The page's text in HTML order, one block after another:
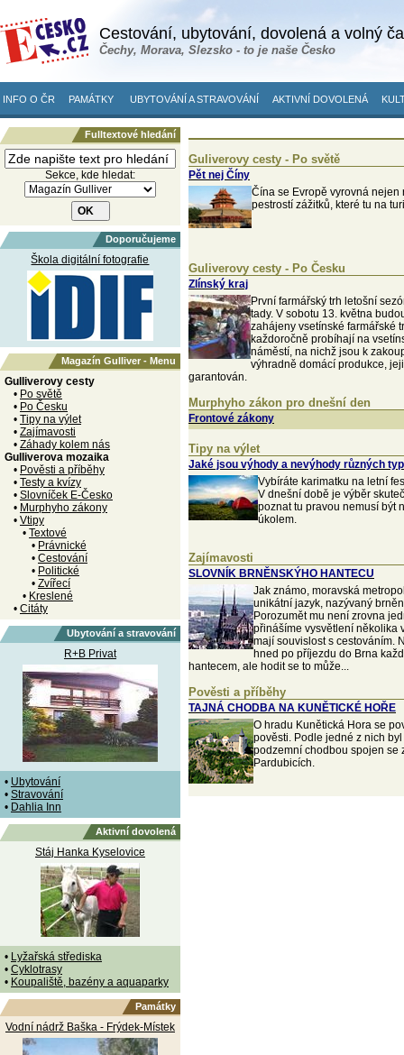
Cestování, ubytování, dovolená a volný
Čechy, Morava, Slezsko - to je naše Česko
INFO O ČR PAMÁTKY UBYTOVÁNÍ A STRAVOVÁNÍ AKTIVNÍ DOVOLENÁ
Fulltextové hledání
Sekce, kde hledat:
Doporučujeme
Škola digitální fotografie
Magazín Gulliver - Menu
Gulliverovy cesty
• Po světě
• Po Česku
• Tipy na výlet
• Zajímavosti
• Záhady kolem nás
Gulliverova mozaika
• Pověsti a příběhy
• Testy a kvízy
• Slovníček E-Česko
• Murphyho zákony
• Vtipy
• Textové
• Právnické
• Cestování
• Politické
• Zvířecí
• Kreslené
• Citáty
Ubytování a stravování
R+B Privat
• Ubytování
• Stravování
• Dahlia Inn
Aktivní dovolená
Stáj Hanka Kyselovice
• Lyžařská střediska
• Cyklotrasy
• Koupaliště, bazény a aquaparky
Památky
Vodní nádrž Baška - Frýdek-Místek
Guliverovy cesty - Po světě
Pět nej Číny
Čína se Evropě vyrovná nejen
pestrostí zážitků, které tu na
Guliverovy cesty - Po Česku
Zlínský kraj
První farmářský trh letošní
tady. V sobotu 13. května
zahájeny vsetínské farmářské
každoročně probíhají na
náměstí, na nichž jsou k
výhradně domácí produkce,
garantován.
Murphyho zákon pro dnešní den
Frontové zákony
Tipy na výlet
Jaké jsou výhody a nevýhody různých
Vybíráte karimatku na letní
V dnešní době je výběr
poznat tu pravou nemusí být
úkolem.
Zajímavosti
SLOVNÍK BRNĚNSKÝHO HANTECU
Jak známo, moravská
unikátní jazyk, nazývaný
Porozumět mu není zrovna
přinášíme vysvětlení několika
mají souvislost s cestováním.
hned po příjezdu do Brna
hantecem, ale hodit se to může...
Pověsti a příběhy
TAJNÁ CHODBA NA KUNĚTICKÉ HOŘE
O hradu Kunětická Hora se
pověsti. Podle jedné z nich
podzemní chodbou spojen se
Pardubicích.